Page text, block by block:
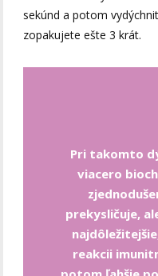
sekúnd a potom
zopakujete ešte 3 krát.
Pri takomto
viacero
prekysličuje,
reakcii